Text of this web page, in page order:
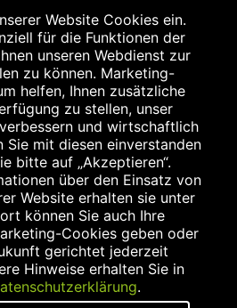
(AEP). Der AEP ist keine
der Hersteller. Der AEP ist
Ansatz gebrachter Preis für
entspricht in der Höhe dem für
Abgabepreis, zu dem eine
Fällen (z.B. bei Kindern unter 12
der gesetzlichen
Der AEP ist der allgemeine
einer Kostenübernahme durch die
vor Abzug eines
5%) nach §130 Abs. 1 SGB V.
des Herstellers (UVP).
Website Cookies ein.
für die Funktionen der
unseren Webdienst zur
zu können. Marketing-
helfen, Ihnen zusätzliche
zu stellen, unser
und wirtschaftlich
Sie mit diesen einverstanden
bitte auf „Akzeptieren“.
über den Einsatz von
Website erhalten sie unter
können Sie auch Ihre
Cookies geben oder
gerichtet jederzeit
Hinweise erhalten Sie in
.